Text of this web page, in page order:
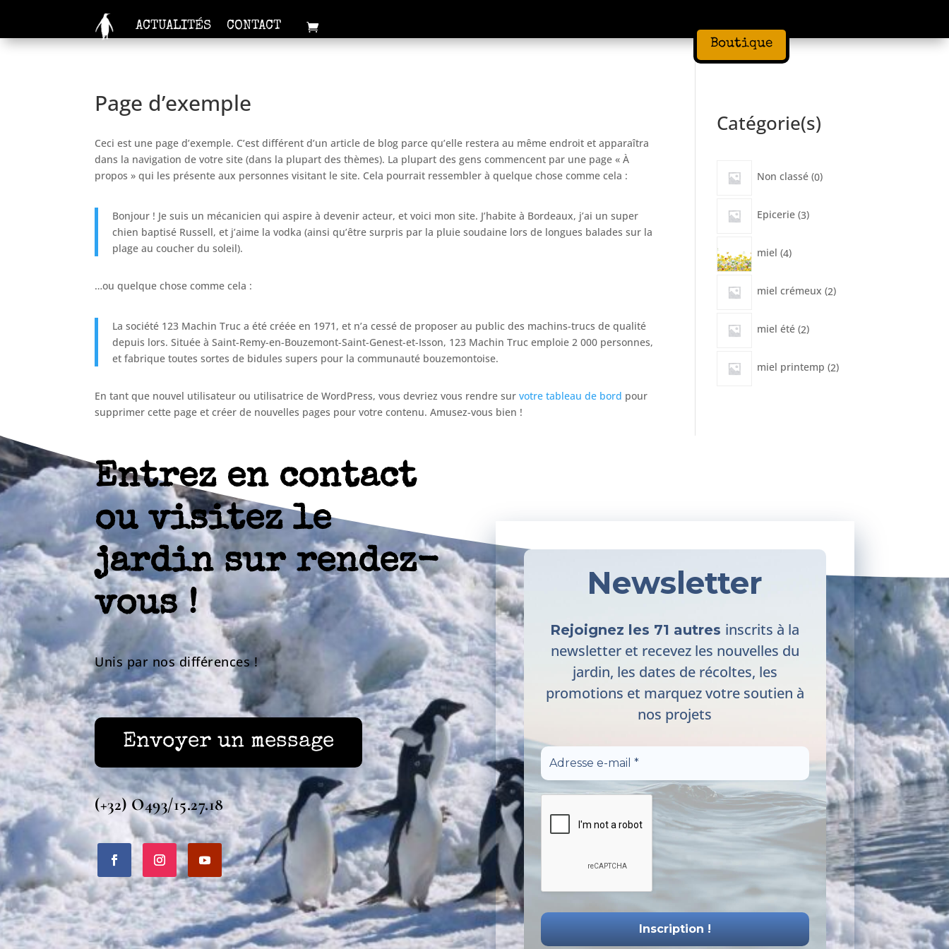
ACTUALITÉS
CONTACT
Boutique
Page d’exemple
Ceci est une page d’exemple. C’est différent d’un article de blog parce qu’elle restera au même endroit et apparaîtra
dans la navigation de votre site (dans la plupart des thèmes). La plupart des gens commencent par une page « À
propos » qui les présente aux personnes visitant le site. Cela pourrait ressembler à quelque chose comme cela :
Bonjour ! Je suis un mécanicien qui aspire à devenir acteur, et voici mon site. J’habite à Bordeaux, j’ai un super
chien baptisé Russell, et j’aime la vodka (ainsi qu’être surpris par la pluie soudaine lors de longues balades sur la
plage au coucher du soleil).
…ou quelque chose comme cela :
La société 123 Machin Truc a été créée en 1971, et n’a cessé de proposer au public des machins-trucs de qualité
depuis lors. Située à Saint-Remy-en-Bouzemont-Saint-Genest-et-Isson, 123 Machin Truc emploie 2 000 personnes,
et fabrique toutes sortes de bidules supers pour la communauté bouzemontoise.
En tant que nouvel utilisateur ou utilisatrice de WordPress, vous devriez vous rendre survotre tableau de bord pour
supprimer cette page et créer de nouvelles pages pour votre contenu. Amusez-vous bien !
Catégorie(s)
Non classé 0
produit
Epicerie 3
produits
miel 4
produits
miel crémeux 2
produits
miel été 2
produits
miel printemp 2
produits
Entrez en contact
ou visitez le
jardin sur rendez-
vous !
Unis par nos différences !
Envoyer un message
(+32) O493/15.27.18
Newsletter
Rejoignez les 71 autres inscrits à la
newsletter et recevez les nouvelles du
jardin, les dates de récoltes, les
promotions et marquez votre soutien à
nos projets